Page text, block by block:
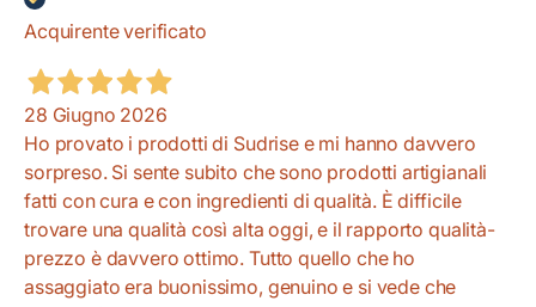
Acquirente verificato
28 Giugno 2026
Ho provato i prodotti di Sudrise e mi hanno davvero
sorpreso. Si sente subito che sono prodotti artigianali
fatti con cura e con ingredienti di qualità. È difficile
trovare una qualità così alta oggi, e il rapporto qualità-
prezzo è davvero ottimo. Tutto quello che ho
assaggiato era buonissimo, genuino e si vede che